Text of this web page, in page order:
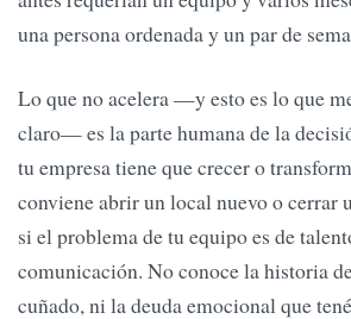
una persona ordenada y un par de
Lo que no acelera —y esto es lo que
claro— es la parte humana de la
tu empresa tiene que crecer o
conviene abrir un local nuevo o cerrar
si el problema de tu equipo es de
comunicación. No conoce la historia
cuñado, ni la deuda emocional que